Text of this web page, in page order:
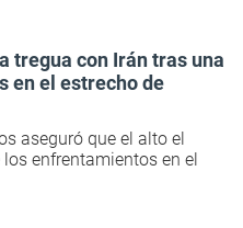
tregua con Irán tras una
en el estrecho de
aseguró que el alto el
enfrentamientos en el